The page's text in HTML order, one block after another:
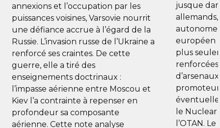
annexions et l’occupation par les
puissances voisines, Varsovie nourrit
une défiance accrue à l’égard de la
Russie. L’invasion russe de l’Ukraine a
renforcé ses craintes. De cette
guerre, elle a tiré des
enseignements doctrinaux :
l’impasse aérienne entre Moscou et
Kiev l’a contrainte à repenser en
profondeur sa composante
aérienne. Cette note analyse
jusque
autonome
européen
plus
renforcées
le
l’OTAN.